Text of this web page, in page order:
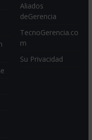
Aliados
deGerencia
TecnoGerencia.co
m
Su Privacidad